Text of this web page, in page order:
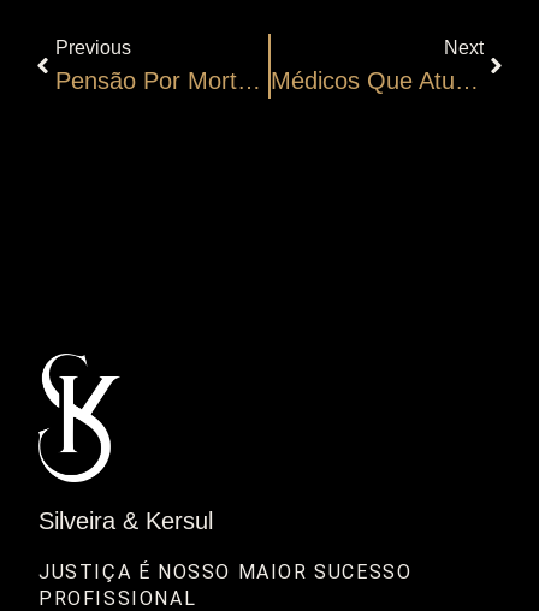
Previous
Pensão Por Morte: Requisitos
Next
Médicos Que Atuam Em Programas Do Governo São Desobrigados De Pagar O FIES Durante A Prestação Do Serviço E Recebem Abatimento Mensal De 1% No Saldo Devedor
Silveira & Kersul
JUSTIÇA É NOSSO MAIOR SUCESSO
PROFISSIONAL